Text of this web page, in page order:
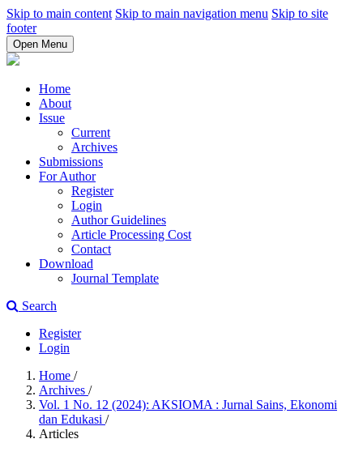
Skip to main content Skip to main navigation menu Skip to site
footer
Open Menu
Home
About
Issue
Current
Archives
Submissions
For Author
Register
Login
Author Guidelines
Article Processing Cost
Contact
Download
Journal Template
Search
Register
Login
Home /
Archives /
Vol. 1 No. 12 (2024): AKSIOMA : Jurnal Sains, Ekonomi
dan Edukasi /
Articles